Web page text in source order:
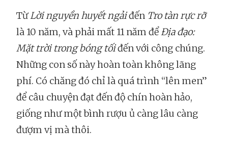
TừLời nguyền huyết ngảiđến Tro tàn rực rỡ
là 10 năm, và phải mất 11 năm đểĐịa đạo:
Mặt trời trong bóng tốiđến với công chúng.
Những con số này hoàn toàn không lãng
phí. Có chăng đó chỉ là quá trình “lên men”
để câu chuyện đạt đến độ chín hoàn hảo,
giống như một bình rượu ủ càng lâu càng
đượm vị mà thôi.